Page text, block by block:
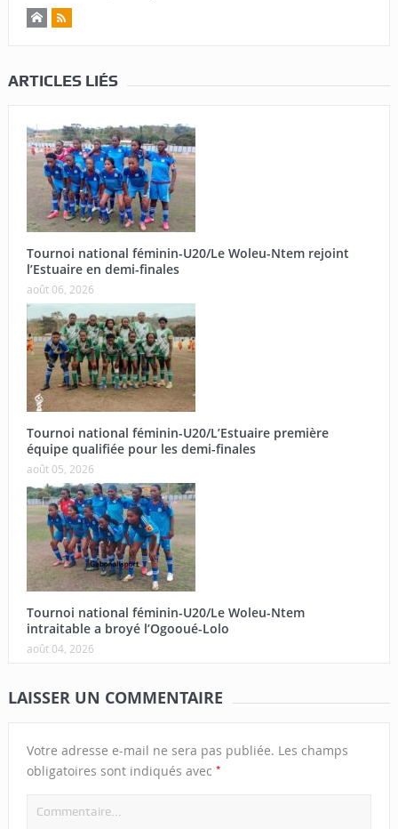
ARTICLES LIÉS
Tournoi national féminin-U20/Le Woleu-Ntem rejoint
l’Estuaire en demi-finales
août 06, 2026
Tournoi national féminin-U20/L’Estuaire première
équipe qualifiée pour les demi-finales
août 05, 2026
Tournoi national féminin-U20/Le Woleu-Ntem
intraitable a broyé l’Ogooué-Lolo
août 04, 2026
LAISSER UN COMMENTAIRE
Votre adresse e-mail ne sera pas publiée. Les champs
obligatoires sont indiqués avec *